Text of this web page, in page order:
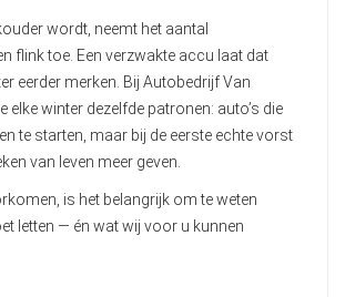
wordt, neemt het aantal
flink toe. Een verzwakte accu laat dat
eerder merken. Bij Autobedrijf Van
elke winter dezelfde patronen: auto’s die
te starten, maar bij de eerste echte vorst
van leven meer geven.
is het belangrijk om te weten
letten — én wat wij voor u kunnen